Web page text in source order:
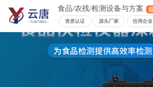
食品/农残/检测设备与方案
资质认证 源头厂家 信用企业